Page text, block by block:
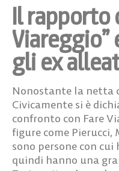
Il rapporto
Viareggio”
gli ex
Nonostante la netta
Civicamente si è
confronto con Fare
figure come Pierucci,
sono persone con
quindi hanno una